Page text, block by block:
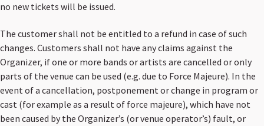
no new tickets will be issued.
The customer shall not be entitled to a refund in case of such
changes. Customers shall not have any claims against the
Organizer, if one or more bands or artists are cancelled or only
parts of the venue can be used (e.g. due to Force Majeure). In the
event of a cancellation, postponement or change in program or
cast (for example as a result of force majeure), which have not
been caused by the Organizer’s (or venue operator’s) fault, or